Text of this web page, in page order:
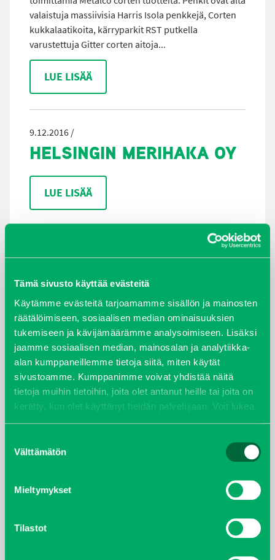
Tämä sivusto käyttää evästeitä
Käytämme evästeitä tarjoamamme sisällön ja mainosten
räätälöimiseen, sosiaalisen median ominaisuuksien
tukemiseen ja kävijämäärämme analysoimiseen. Lisäksi
jaamme sosiaalisen median, mainosalan ja analytiikka-
alan kumppaneillemme tietoja siitä, miten käytät
sivustoamme. Kumppanimme voivat yhdistää näitä
tietoja muihin tietoihin, joita olet antanut heille tai joita on
kerätty, kun olet käyttänyt heidän palvelujaan. Voit lukea
lisää evästeistä sekä muuttaa hyväksyntääsievästeet
valinta
Välttämätön
Mieltymykset
Tilastot
valaistuja massiivisia Harris Isola penkkejä, Corten
kukkalaatikoita, kärryparkit RST putkella
varustettuja Gitter corten aitoja...
LUE LISÄÄ
9.12.2016 /
HELSINGIN MERIHAKA OY
LUE LISÄÄ
KÄVELYKATU
LUE LISÄÄ
10.10.2016 /
LIMINGAN KESKUSTA JA